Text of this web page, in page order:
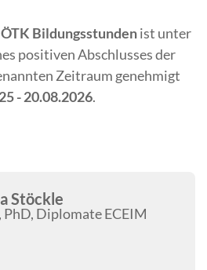
ÖTK Bildungsstundenist unter
positiven Abschlusses der
Zeitraum genehmigt
- 20.08.2026.
Stöckle
Diplomate ECEIM